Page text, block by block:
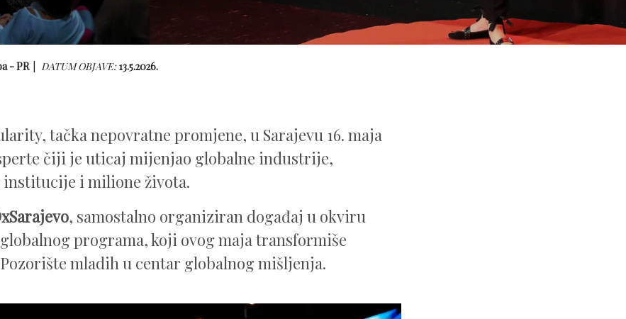
- PR DATUM OBJAVE:13.5.2026.
tačka nepovratne promjene, u Sarajevu 16. maja
čiji je uticaj mijenjao globalne industrije,
institucije i milione života.
, samostalno organiziran događaj u okviru
programa, koji ovog maja transformiše
mladih u centar globalnog mišljenja.